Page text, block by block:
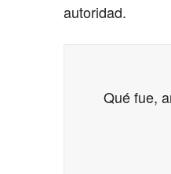
autoridad.
Qué fue,